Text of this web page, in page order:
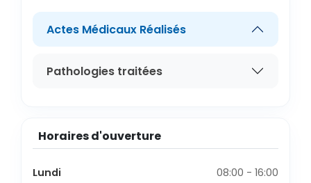
Actes Médicaux Réalisés
Pathologies traitées
Horaires d'ouverture
Lundi
08:00 - 16:00